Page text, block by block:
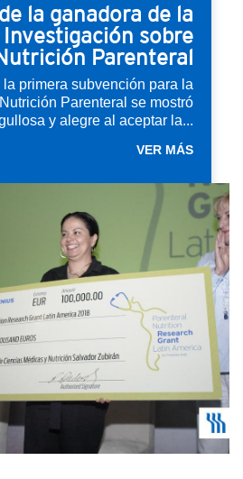
la ganadora de la
Investigación sobre
Parenteral
la primera subvención para la
Parenteral se mostró
y alegre al aceptar la...
VER MÁS